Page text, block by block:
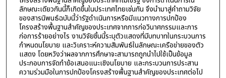
ลักษณะเดียวกันนี้ก็เกิดขึ้นในประเทศไทยเช่นกัน จึงนำมาสู่คำถามวิจัย
ของสารนิพนธ์ฉบับนี้ว่ารัฐดำเนินการหรือมีแนวทางการปกป้อง
โครงสร้างพื้นฐานสำคัญของประเทศจากการก่อวินาศกรรมและการ
ก่อการร้ายอย่างไร งานวิจัยชิ้นนี้ระบุตัวแสดงที่มีบทบาทในกระบวนการ
กำหนดนโยบาย และวิเคราะห์ความสัมพันธ์ในลักษณะเครือข่ายของตัว
แสดง โดยหวังว่าผลจากการศึกษาจะสามารถถูกนำไปใช้เป็นข้อมูล
ประกอบการจัดทำข้อเสนอแนะเชิงนโยบาย และกระบวนการประสาน
ความร่วมมือในการปกป้องโครงสร้างพื้นฐานสำคัญของประเทศต่อไป